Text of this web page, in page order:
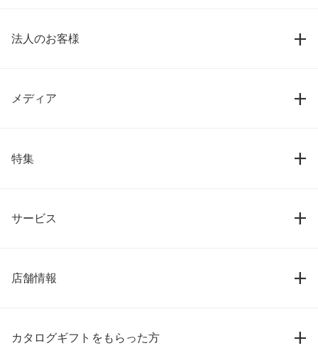
法人のお客様
メディア
特集
サービス
店舗情報
カタログギフトをもらった方